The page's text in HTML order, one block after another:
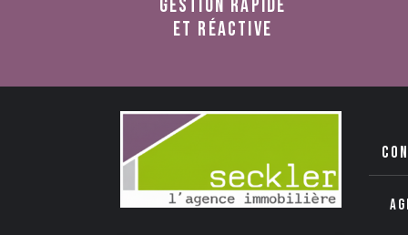
Gestion rapide
et réactive